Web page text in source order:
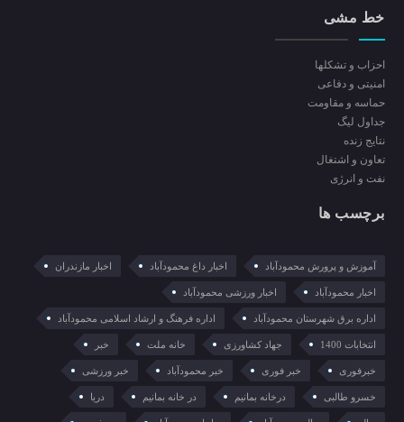
خط مشی
احزاب و تشکلها
امنیتی و دفاعی
حماسه و مقاومت
جداول لیگ
نتایج زنده
تعاون و اشتغال
نفت و انرژی
برچسب ها
آموزش و پرورش محمودآباد اخبار داغ محمودآباد اخبار مازندران
اخبار محمودآباد اخبار ورزشی محمودآباد
اداره برق شهرستان محمودآباد اداره فرهنگ و ارشاد اسلامی محمودآباد
انتخابات 1400 جهاد کشاورزی خانه ملت خبر
خبرفوری خبر فوری خبر محمودآباد خبر ورزشی
خسرو طالبی درخانه بمانیم در خانه بمانیم دریا